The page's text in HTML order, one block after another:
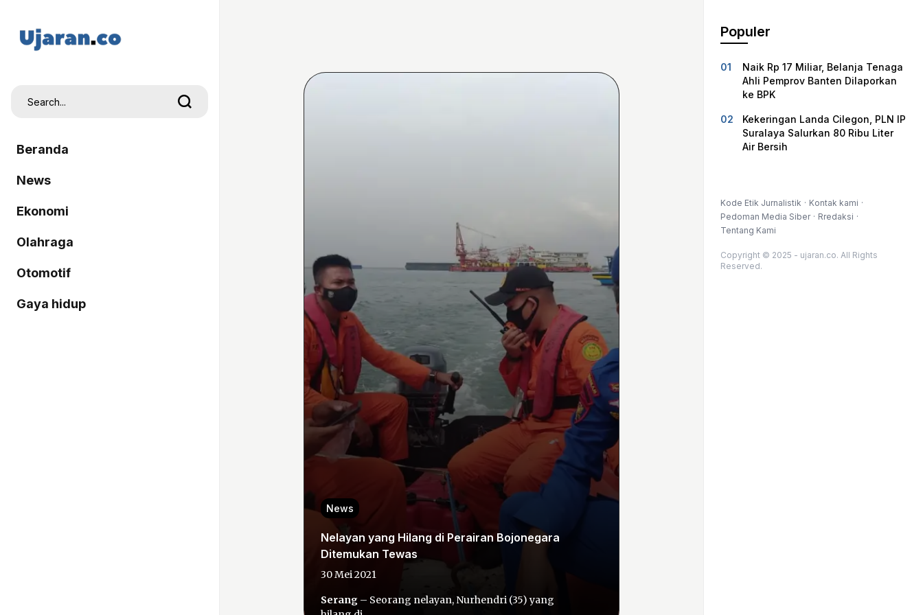
Beranda
News
Ekonomi
Olahraga
Otomotif
Gaya hidup
News
Nelayan yang Hilang di Perairan Bojonegara
Ditemukan Tewas
30 Mei 2021
Serang – Seorang nelayan, Nurhendri (35) yang
Populer
Naik Rp 17 Miliar, Belanja Tenaga
Ahli Pemprov Banten Dilaporkan
ke BPK
Kekeringan Landa Cilegon, PLN IP
Suralaya Salurkan 80 Ribu Liter
Air Bersih
Kode Etik Jurnalistik
Kontak kami
Pedoman Media Siber
Rredaksi
Tentang Kami
Copyright © 2025 - ujaran.co. All Rights
Reserved.